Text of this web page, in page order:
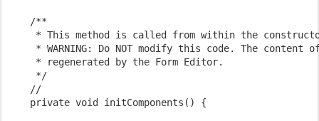
    /**
* This method is called from within the
* WARNING: Do NOT modify this code. The content
     * regenerated by the Form Editor.
     */
    //
    private void initComponents() {